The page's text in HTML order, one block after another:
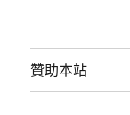
贊助本站